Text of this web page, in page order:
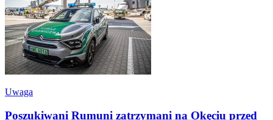
Uwaga
Poszukiwani Rumuni zatrzymani na Okęciu przed